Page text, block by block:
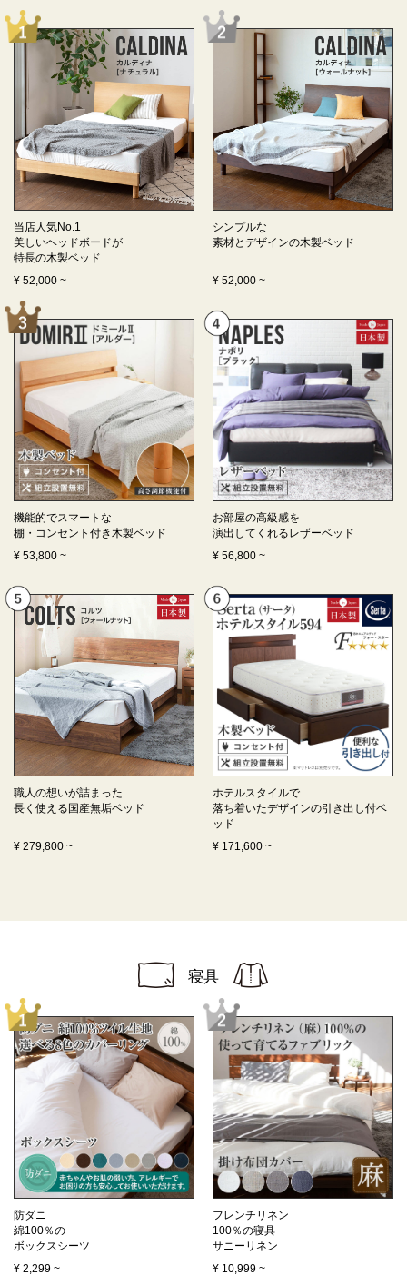
当店人気No.1
美しいヘッドボードが
特長の木製ベッド
¥ 52,000 ~
シンプルな
素材とデザインの木製ベッド
¥ 52,000 ~
機能的でスマートな
棚・コンセント付き木製ベッド
¥ 53,800 ~
お部屋の高級感を
演出してくれるレザーベッド
¥ 56,800 ~
職人の想いが詰まった
長く使える 国産無垢ベッド
¥ 279,800 ~
ホテルスタイルで
落ち着いたデザインの引き出し付ベ
ッド
¥ 171,600 ~
寝具
防ダニ
綿100％の
ボックスシーツ
¥ 2,299 ~
フレンチリネン
100％の寝具
サニーリネン
¥ 10,999 ~